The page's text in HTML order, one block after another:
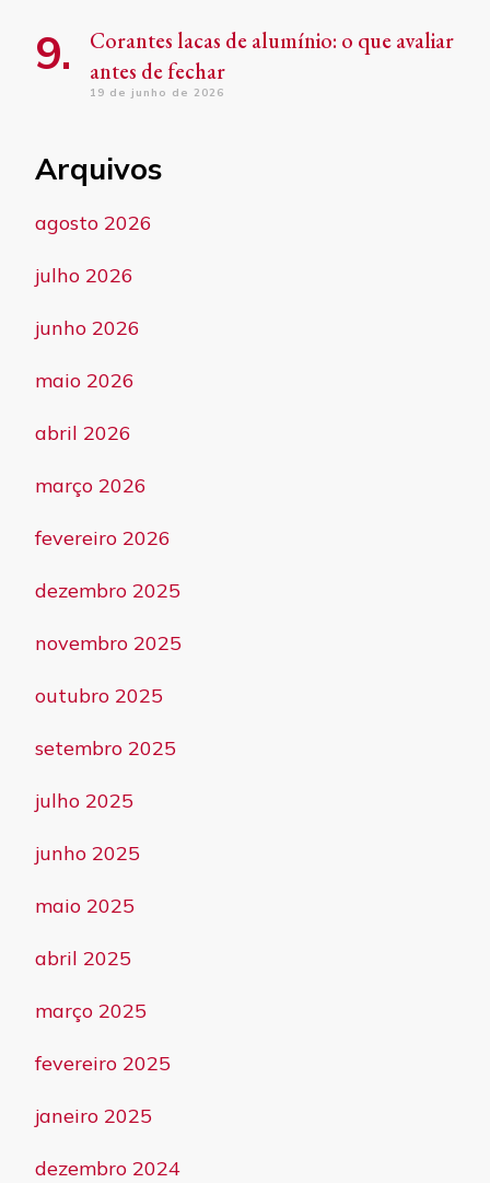
Corantes lacas de alumínio: o que avaliar
antes de fechar
19 de junho de 2026
Arquivos
agosto 2026
julho 2026
junho 2026
maio 2026
abril 2026
março 2026
fevereiro 2026
dezembro 2025
novembro 2025
outubro 2025
setembro 2025
julho 2025
junho 2025
maio 2025
abril 2025
março 2025
fevereiro 2025
janeiro 2025
dezembro 2024